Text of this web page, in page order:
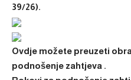
39/26).
Ovdje možete preuzeti
podnošenje zahtjeva .